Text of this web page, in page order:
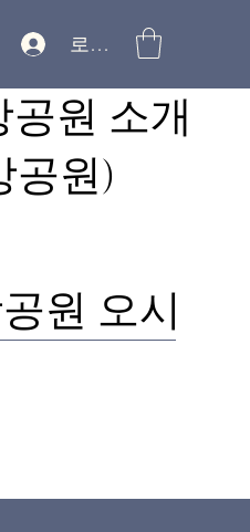
로그인
원 소개
공원)
원 오시